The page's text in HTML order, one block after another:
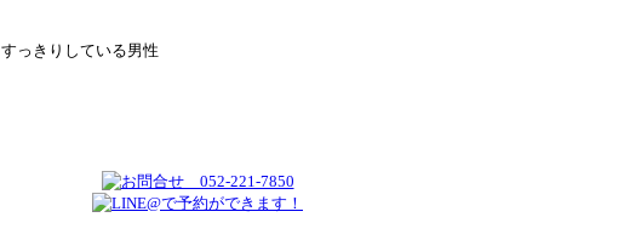
すっきりしている男性